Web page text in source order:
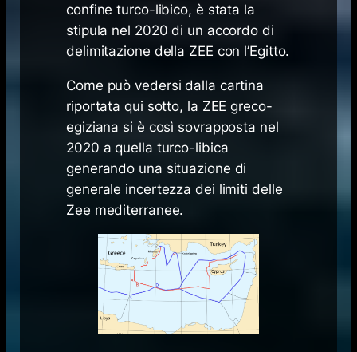
confine turco-libico, è stata la
stipula nel 2020 di un accordo di
delimitazione della ZEE con l’Egitto.
Come può vedersi dalla cartina
riportata qui sotto, la ZEE greco-
egiziana si è così sovrapposta nel
2020 a quella turco-libica
generando una situazione di
generale incertezza dei limiti delle
Zee mediterranee.